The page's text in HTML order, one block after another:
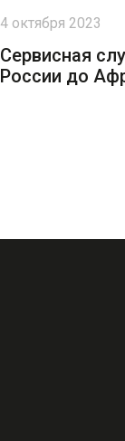
4 октября 2023
Сервисная
России до